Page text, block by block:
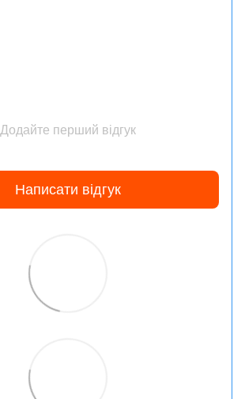
Додайте перший відгук
Написати відгук